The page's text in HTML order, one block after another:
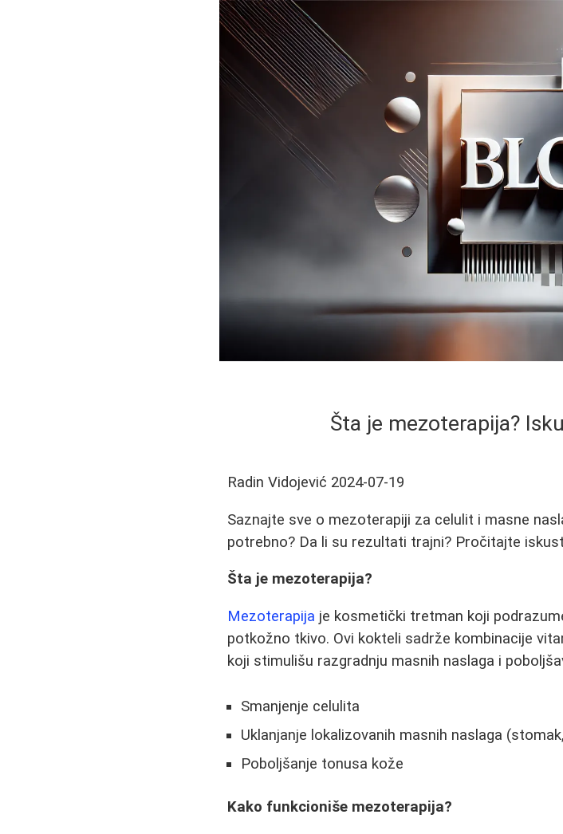
Šta je mezoterapija?
Radin Vidojević 2024-07-19
Saznajte sve o mezoterapiji za celulit i masne
potrebno? Da li su rezultati trajni? Pročitajte
Šta je mezoterapija?
Mezoterapija je kosmetički tretman koji
potkožno tkivo. Ovi kokteli sadrže kombinacije
koji stimulišu razgradnju masnih naslaga i
Smanjenje celulita
Uklanjanje lokalizovanih masnih naslaga
Poboljšanje tonusa kože
Kako funkcioniše mezoterapija?